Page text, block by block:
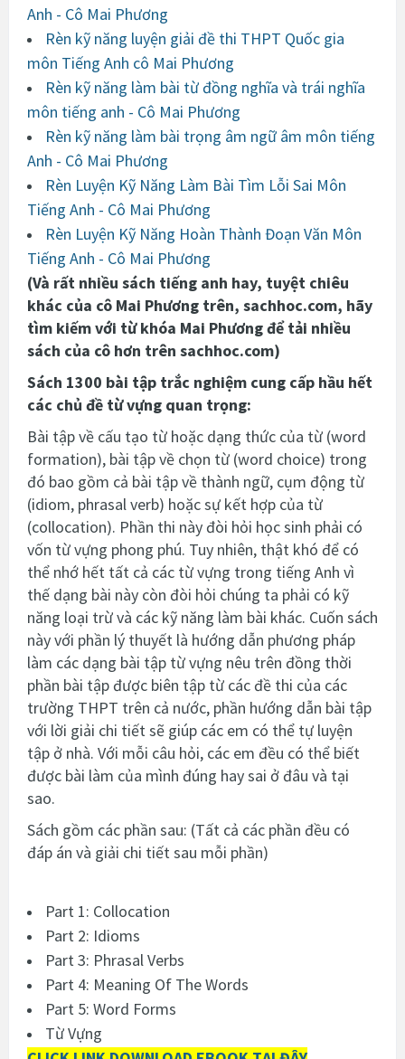
Anh - Cô Mai Phương
Rèn kỹ năng luyện giải đề thi THPT Quốc gia
môn Tiếng Anh cô Mai Phương
Rèn kỹ năng làm bài từ đồng nghĩa và trái nghĩa
môn tiếng anh - Cô Mai Phương
Rèn kỹ năng làm bài trọng âm ngữ âm môn tiếng
Anh - Cô Mai Phương
Rèn Luyện Kỹ Năng Làm Bài Tìm Lỗi Sai Môn
Tiếng Anh - Cô Mai Phương
Rèn Luyện Kỹ Năng Hoàn Thành Đoạn Văn Môn
Tiếng Anh - Cô Mai Phương
(Và rất nhiều sách tiếng anh hay, tuyệt chiêu
khác của cô Mai Phương trên, sachhoc.com, hãy
tìm kiếm với từ khóa Mai Phương để tải nhiều
sách của cô hơn trên sachhoc.com)
Sách 1300 bài tập trắc nghiệm cung cấp hầu hết
các chủ đề từ vựng quan trọng:
Bài tập về cấu tạo từ hoặc dạng thức của từ (word
formation), bài tập về chọn từ (word choice) trong
đó bao gồm cả bài tập về thành ngữ, cụm động từ
(idiom, phrasal verb) hoặc sự kết hợp của từ
(collocation). Phần thi này đòi hỏi học sinh phải có
vốn từ vựng phong phú. Tuy nhiên, thật khó để có
thể nhớ hết tất cả các từ vựng trong tiếng Anh vì
thế dạng bài này còn đòi hỏi chúng ta phải có kỹ
năng loại trừ và các kỹ năng làm bài khác. Cuốn sách
này với phần lý thuyết là hướng dẫn phương pháp
làm các dạng bài tập từ vựng nêu trên đồng thời
phần bài tập được biên tập từ các đề thi của các
trường THPT trên cả nước, phần hướng dẫn bài tập
với lời giải chi tiết sẽ giúp các em có thể tự luyện
tập ở nhà. Với mỗi câu hỏi, các em đều có thể biết
được bài làm của mình đúng hay sai ở đâu và tại
sao.
Sách gồm các phần sau: (Tất cả các phần đều có
đáp án và giải chi tiết sau mỗi phần)
Part 1: Collocation
Part 2: Idioms
Part 3: Phrasal Verbs
Part 4: Meaning Of The Words
Part 5: Word Forms
Từ Vựng